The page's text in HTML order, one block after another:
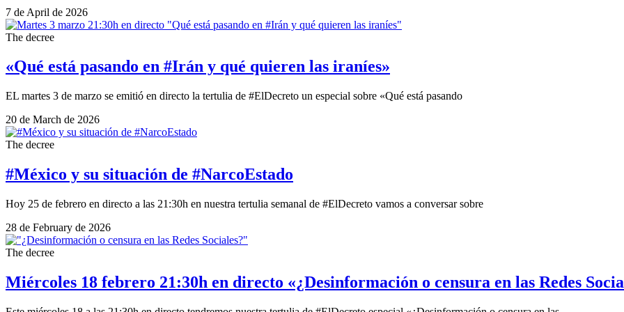
7 de April de 2026
The decree
«Qué está pasando en #Irán y qué quieren las iraníes»
EL martes 3 de marzo se emitió en directo la tertulia de #ElDecreto un especial sobre «Qué está pasando
20 de March de 2026
The decree
#México y su situación de #NarcoEstado
Hoy 25 de febrero en directo a las 21:30h en nuestra tertulia semanal de #ElDecreto vamos a conversar sobre
28 de February de 2026
The decree
Miércoles 18 febrero 21:30h en directo «¿Desinformación o censura en las Redes